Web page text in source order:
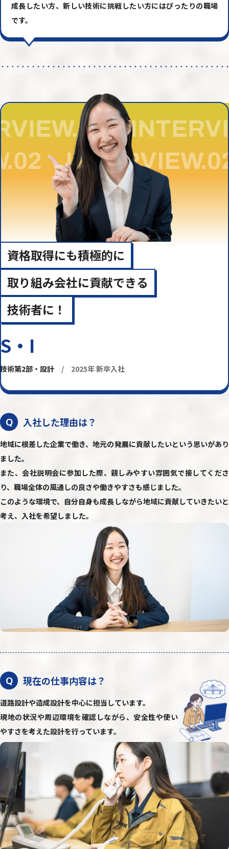
成長したい方、新しい技術に挑戦したい方にはぴったりの職場
です。
資格取得にも積極的に
取り組み会社に貢献できる
技術者に！
S・I
技術第2部・設計 / 2025年 新卒入社
Q 入社した理由は？
地域に根差した企業で働き、地元の発展に貢献したいという思いがあり
ました。
また、会社説明会に参加した際、親しみやすい雰囲気で接してくださ
り、職場全体の風通しの良さや働きやすさも感じました。
このような環境で、自分自身も成長しながら地域に貢献していきたいと
考え、入社を希望しました。
Q 現在の仕事内容は？
道路設計や造成設計を中心に担当しています。
現地の状況や周辺環境を確認しながら、安全性や使い
やすさを考えた設計を行っています。